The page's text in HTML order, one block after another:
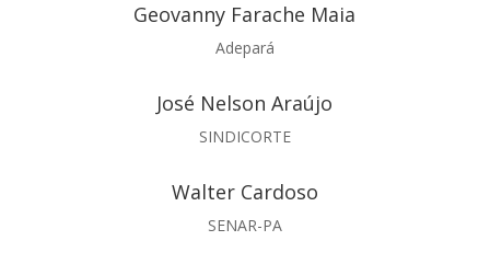
Geovanny Farache Maia
Adepará
José Nelson Araújo
SINDICORTE
Walter Cardoso
SENAR-PA